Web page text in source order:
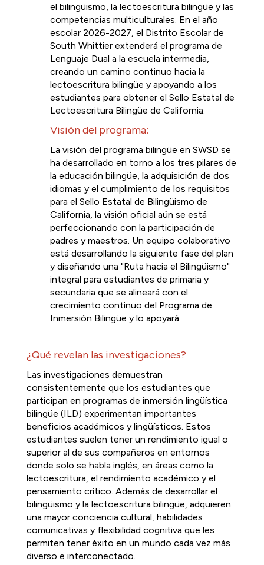
el bilingüismo, la lectoescritura bilingüe y las
competencias multiculturales. En el año
escolar 2026-2027, el Distrito Escolar de
South Whittier extenderá el programa de
Lenguaje Dual a la escuela intermedia,
creando un camino continuo hacia la
lectoescritura bilingüe y apoyando a los
estudiantes para obtener el Sello Estatal de
Lectoescritura Bilingüe de California.
Visión del programa:
La visión del programa bilingüe en SWSD se
ha desarrollado en torno a los tres pilares de
la educación bilingüe, la adquisición de dos
idiomas y el cumplimiento de los requisitos
para el Sello Estatal de Bilingüismo de
California, la visión oficial aún se está
perfeccionando con la participación de
padres y maestros. Un equipo colaborativo
está desarrollando la siguiente fase del plan
y diseñando una "Ruta hacia el Bilingüismo"
integral para estudiantes de primaria y
secundaria que se alineará con el
crecimiento continuo del Programa de
Inmersión Bilingüe y lo apoyará.
¿Qué revelan las investigaciones?
Las investigaciones demuestran
consistentemente que los estudiantes que
participan en programas de inmersión lingüística
bilingüe (ILD) experimentan importantes
beneficios académicos y lingüísticos. Estos
estudiantes suelen tener un rendimiento igual o
superior al de sus compañeros en entornos
donde solo se habla inglés, en áreas como la
lectoescritura, el rendimiento académico y el
pensamiento crítico. Además de desarrollar el
bilingüismo y la lectoescritura bilingüe, adquieren
una mayor conciencia cultural, habilidades
comunicativas y flexibilidad cognitiva que les
permiten tener éxito en un mundo cada vez más
diverso e interconectado.